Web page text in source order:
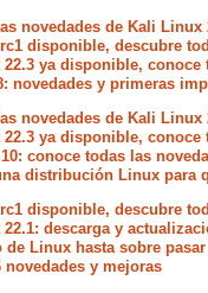
novedades de Kali Linux
disponible, descubre
ya disponible, conoce
novedades y primeras
novedades de Kali Linux
ya disponible, conoce
conoce todas las
distribución Linux para
disponible, descubre
22.1: descarga y
de Linux hasta sobre
novedades y mejoras